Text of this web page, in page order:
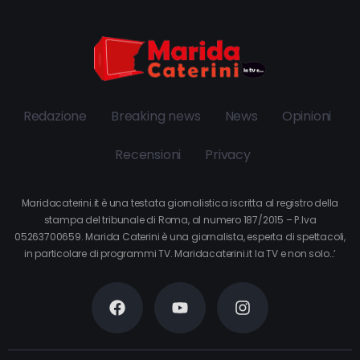
Redazione Breaking news News Opinioni
Recensioni Privacy
Maridacaterini.it è una testata giornalistica iscritta al registro della
stampa del tribunale di Roma, al numero 187/2015 – P.Iva
05263700659. Marida Caterini è una giornalista, esperta di spettacoli,
in particolare di programmi TV. Maridacaterini.it la TV e non solo…’